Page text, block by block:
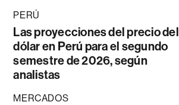
PERÚ
Las proyecciones del precio del
dólar en Perú para el segundo
semestre de 2026, según
analistas
MERCADOS